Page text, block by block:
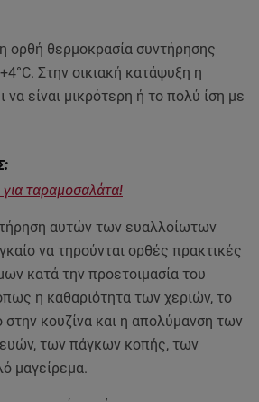
ορθή θερμοκρασία συντήρησης
Στην οικιακή κατάψυξη η
είναι μικρότερη ή το πολύ ίση με
ταραμοσαλάτα!
αυτών των ευαλλοίωτων
να τηρούνται ορθές πρακτικές
κατά την προετοιμασία του
η καθαριότητα των χεριών, το
στην κουζίνα και η απολύμανση των
των πάγκων κοπής, των
μαγείρεμα.